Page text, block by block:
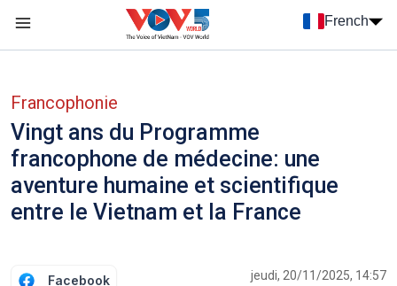
French
Francophonie
Vingt ans du Programme
francophone de médecine: une
aventure humaine et scientifique
entre le Vietnam et la France
Facebook jeudi, 20/11/2025, 14:57